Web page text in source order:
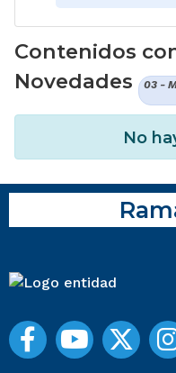
Contenidos
Novedades
03 -
No